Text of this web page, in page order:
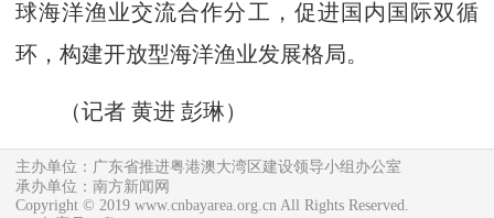
球海洋渔业交流合作分工，促进国内国际双循
环，构建开放型海洋渔业发展格局。
（记者 黄进 彭琳）
主办单位：广东省推进粤港澳大湾区建设领导小组办公室
承办单位：南方新闻网
Copyright © 2019 www.cnbayarea.org.cn All Rights Reserved.